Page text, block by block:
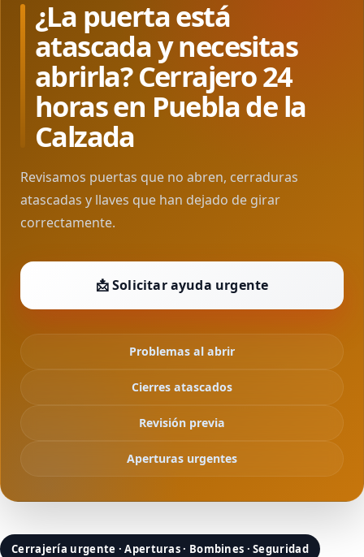
¿La puerta está
atascada y necesitas
abrirla? Cerrajero 24
horas en Puebla de la
Calzada
Revisamos puertas que no abren, cerraduras
atascadas y llaves que han dejado de girar
correctamente.
📩 Solicitar ayuda urgente
Problemas al abrir
Cierres atascados
Revisión previa
Aperturas urgentes
Cerrajería urgente · Aperturas · Bombines · Seguridad